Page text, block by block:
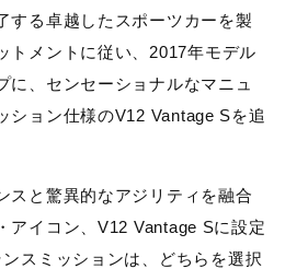
する卓越したスポーツカーを製
トメントに従い、2017年モデル
に、センセーショナルなマニュ
ション仕様のV12 Vantage Sを追
スと驚異的なアジリティを融合
アイコン、V12 Vantage Sに設定
スミッションは、どちらを選択